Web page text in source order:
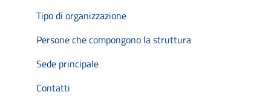
Tipo di organizzazione
Persone che compongono la struttura
Sede principale
Contatti